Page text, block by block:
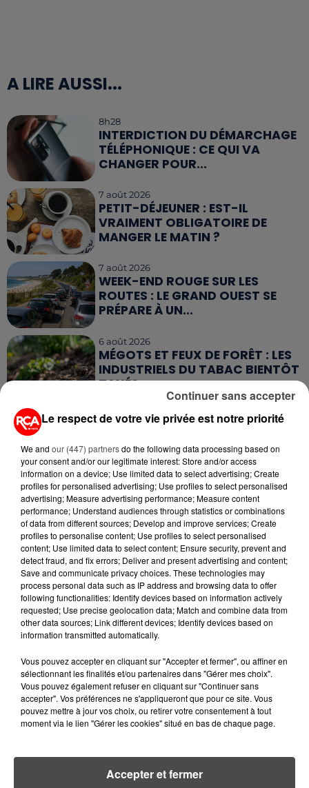
A LIRE AUSSI...
8h28
INTERDICTION DU DÉMARCHAGE
TÉLÉPHONIQUE : CE QUI VA
CHANGER POUR...
7 août 2026
PETIT-DÉJEUNER : EST-IL
VRAIMENT OBLIGATOIRE DE
MANGER LE MATIN ?
7 août 2026
WEEK-END ROUGE SUR LES
ROUTES : LE GRAND OUEST SE
PRÉPARE À UN...
6 août 2026
MÉGOTS ET FEUX DE FORÊT : LES
INDUSTRIELS DU TABAC BIENTÔT
TAXÉS...
6 août 2026
CANICULE : POURQUOI LES
BOUTEILLES D'EAU
DISPARAISSENT DES RAYONS...
5 août 2026
MANGER SAINEMENT COÛTE 25 %
PLUS CHER QU'IL Y A CINQ ANS,
ALERTE L’ONU
RETROUVEZ TOUTE L'ACTU DE LA RÉGION ET
RECEVEZ LES ALERTES INFOS DE LA RÉDACTION
EN TÉLÉCHARGEANT L'APPLICATION MOBILE
RCA
LA RÉDACTION Voir toute l'équipe RCA
Le respect de votre vie privée est notre priorité
We and our (447) partnersdo the following data processing based on
your consent and/or our legitimate interest: Store and/or access
information on a device; Use limited data to select advertising; Create
profiles for personalised advertising; Use profiles to select personalised
advertising; Measure advertising performance; Measure content
performance; Understand audiences through statistics or combinations
of data from different sources; Develop and improve services; Create
profiles to personalise content; Use profiles to select personalised
content; Use limited data to select content; Ensure security, prevent and
detect fraud, and fix errors; Deliver and present advertising and content;
Save and communicate privacy choices. These technologies may
process personal data such as IP address and browsing data to offer
following functionalities: Identify devices based on information actively
requested; Use precise geolocation data; Match and combine data from
other data sources; Link different devices; Identify devices based on
information transmitted automatically.
Vous pouvez accepter en cliquant sur "Accepter et fermer", ou affiner en
sélectionnant les finalités et/ou partenaires dans "Gérer mes choix".
Vous pouvez également refuser en cliquant sur "Continuer sans
accepter". Vos préférences ne s'appliqueront que pour ce site. Vous
pouvez mettre à jour vos choix, ou retirer votre consentement à tout
moment via le lien "Gérer les cookies" situé en bas de chaque page.
Accepter et fermer
Continuer sans accepter